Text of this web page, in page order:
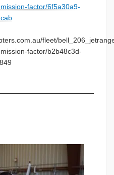
factor/6f5a30a9-
fleet/
factor/b2b48c3d-